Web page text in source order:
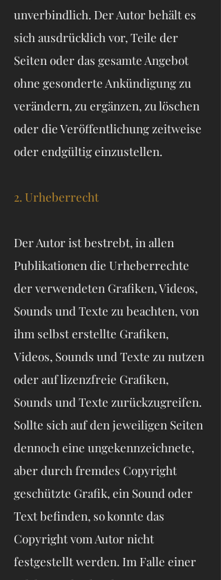
unverbindlich. Der Autor behält es
sich ausdrücklich vor, Teile der
Seiten oder das gesamte Angebot
ohne gesonderte Ankündigung zu
verändern, zu ergänzen, zu löschen
oder die Veröffentlichung zeitweise
oder endgültig einzustellen.
2. Urheberrecht
Der Autor ist bestrebt, in allen
Publikationen die Urheberrechte
der verwendeten Grafiken, Videos,
Sounds und Texte zu beachten, von
ihm selbst erstellte Grafiken,
Videos, Sounds und Texte zu nutzen
oder auf lizenzfreie Grafiken,
Sounds und Texte zurückzugreifen.
Sollte sich auf den jeweiligen Seiten
dennoch eine ungekennzeichnete,
aber durch fremdes Copyright
geschützte Grafik, ein Sound oder
Text befinden, so konnte das
Copyright vom Autor nicht
festgestellt werden. Im Falle einer